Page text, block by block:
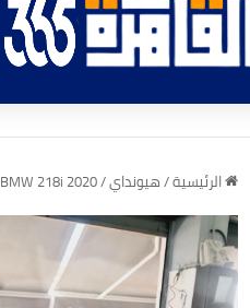
الرئيسية/هيونداي/
BMW 218i 2020